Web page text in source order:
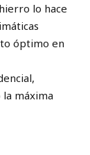
lo hace
óptimo en
máxima